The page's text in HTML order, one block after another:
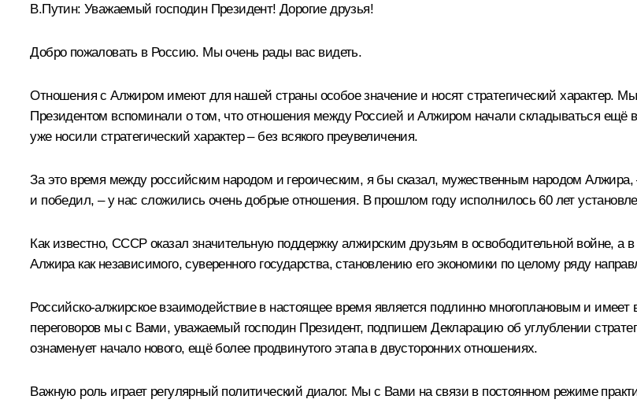
В.Путин: Уважаемый господин Президент! Дорогие друзья!
Добро пожаловать в Россию. Мы очень рады вас видеть.
Отношения с Алжиром имеют для нашей страны особое значение и носят стратегический характер. Мы
Президентом вспоминали о том, что отношения между Россией и Алжиром начали складываться ещё в
уже носили стратегический характер – без всякого преувеличения.
За это время между российским народом и героическим, я бы сказал, мужественным народом Алжира,
и победил, – у нас сложились очень добрые отношения. В прошлом году исполнилось 60 лет
Как известно, СССР оказал значительную поддержку алжирским друзьям в освободительной войне,
Алжира как независимого, суверенного государства, становлению его экономики по целому ряду
Российско-алжирское взаимодействие в настоящее время является подлинно многоплановым и
переговоров мы с Вами, уважаемый господин Президент, подпишем Декларацию об углублении
ознаменует начало нового, ещё более продвинутого этапа в двусторонних отношениях.
Важную роль играет регулярный политический диалог. Мы с Вами на связи в постоянном режиме